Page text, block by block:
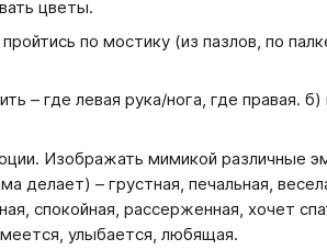
цветы.
по мостику (из пазлов, по
– где левая рука/нога, где правая. б)
Изображать мимикой различные
делает) – грустная, печальная,
спокойная, рассерженная, хочет
улыбается, любящая.